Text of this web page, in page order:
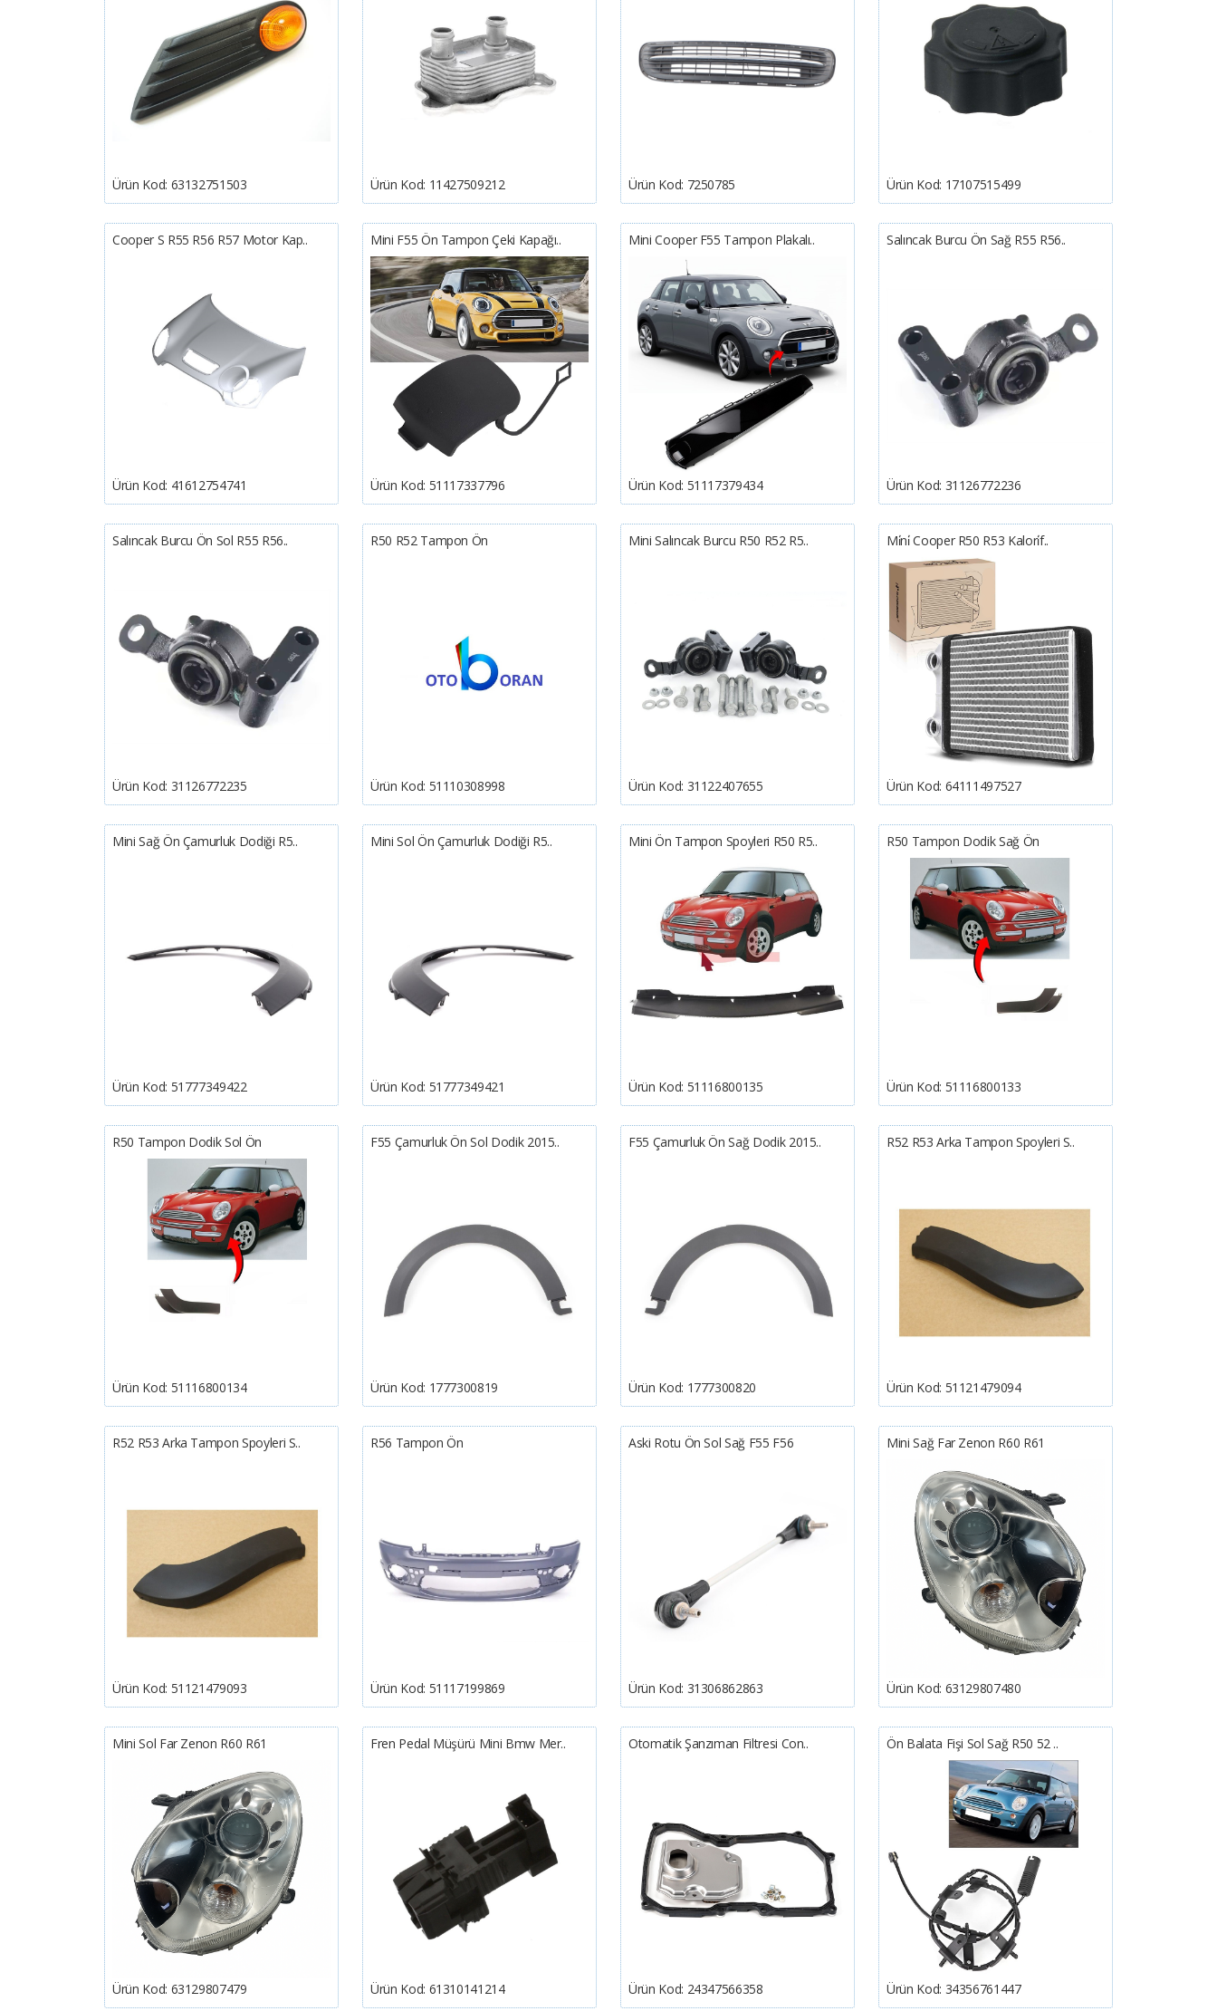
Ürün Kod: 63132751503 Ürün Kod: 11427509212 Ürün Kod: 7250785 Ürün Kod: 17107515499
Cooper S R55 R56 R57 Motor Kap..
Ürün Kod: 41612754741
Mini F55 Ön Tampon Çeki Kapağı..
Ürün Kod: 51117337796
Mini Cooper F55 Tampon Plakalı..
Ürün Kod: 51117379434
Salıncak Burcu Ön Sağ R55 R56..
Ürün Kod: 31126772236
Salıncak Burcu Ön Sol R55 R56..
Ürün Kod: 31126772235
R50 R52 Tampon Ön
Ürün Kod: 51110308998
Mini Salıncak Burcu R50 R52 R5..
Ürün Kod: 31122407655
Mi̇ni̇ Cooper R50 R53 Kalori̇f..
Ürün Kod: 64111497527
Mini Sağ Ön Çamurluk Dodiği R5..
Ürün Kod: 51777349422
Mini Sol Ön Çamurluk Dodiği R5..
Ürün Kod: 51777349421
Mini Ön Tampon Spoyleri R50 R5..
Ürün Kod: 51116800135
R50 Tampon Dodik Sağ Ön
Ürün Kod: 51116800133
R50 Tampon Dodik Sol Ön
Ürün Kod: 51116800134
F55 Çamurluk Ön Sol Dodik 2015..
Ürün Kod: 1777300819
F55 Çamurluk Ön Sağ Dodik 2015..
Ürün Kod: 1777300820
R52 R53 Arka Tampon Spoyleri S..
Ürün Kod: 51121479094
R52 R53 Arka Tampon Spoyleri S..
Ürün Kod: 51121479093
R56 Tampon Ön
Ürün Kod: 51117199869
Aski Rotu Ön Sol Sağ F55 F56
Ürün Kod: 31306862863
Mini Sağ Far Zenon R60 R61
Ürün Kod: 63129807480
Mini Sol Far Zenon R60 R61
Ürün Kod: 63129807479
Fren Pedal Müşürü Mini Bmw Mer..
Ürün Kod: 61310141214
Otomatik Şanzıman Filtresi Con..
Ürün Kod: 24347566358
Ön Balata Fişi Sol Sağ R50 52 ..
Ürün Kod: 34356761447